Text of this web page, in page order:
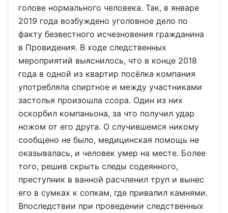
голове нормального человека. Так, в январе
2019 года возбуждено уголовное дело по
факту безвестного исчезновения гражданина
в Провидения. В ходе следственных
мероприятий выяснилось, что в конце 2018
года в одной из квартир посёлка компания
употребляла спиртное и между участниками
застолья произошла ссора. Один из них
оскорбил компаньона, за что получил удар
ножом от его друга. О случившемся никому
сообщено не было, медицинская помощь не
оказывалась, и человек умер на месте. Более
того, решив скрыть следы содеянного,
преступник в ванной расчленил труп и вынес
его в сумках к сопкам, где привалил камнями.
Впоследствии при проведении следственных